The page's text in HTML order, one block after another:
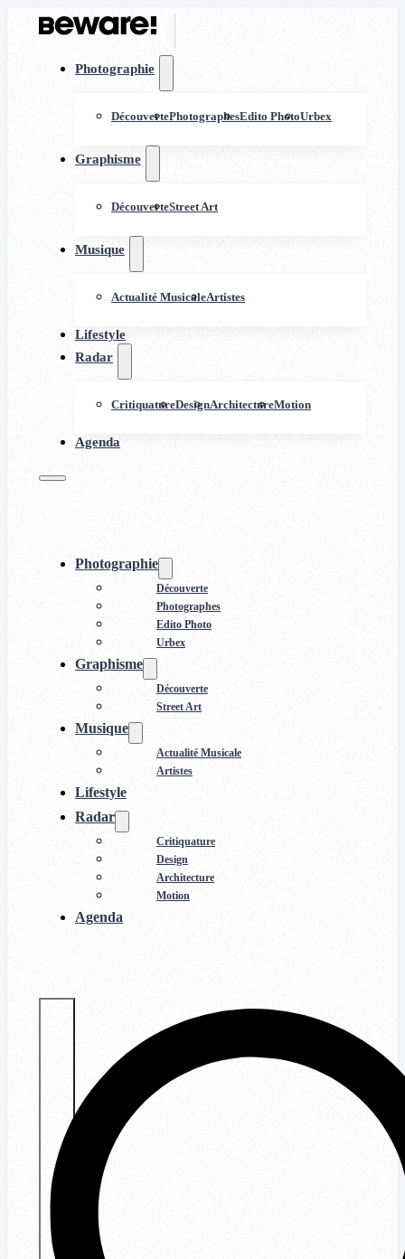
Photographie
DécouvertePhotographesEdito PhotoUrbex
Graphisme
DécouverteStreet Art
Musique
Actualité MusicaleArtistes
Lifestyle
Radar
CritiquatureDesignArchitectureMotion
Agenda
Photographie
Découverte
Photographes
Edito Photo
Urbex
Graphisme
Découverte
Street Art
Musique
Actualité Musicale
Artistes
Lifestyle
Radar
Critiquature
Design
Architecture
Motion
Agenda